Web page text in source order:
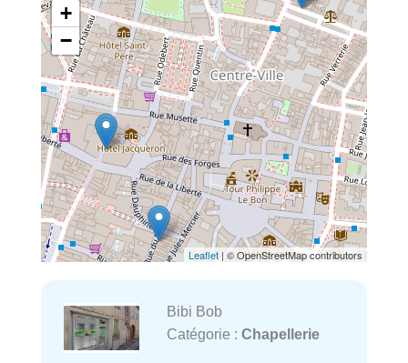
+
−
Leaflet | © OpenStreetMap contributors
Bibi Bob
Catégorie : Chapellerie